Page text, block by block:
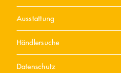
Ausstattung
Händlersuche
Datenschutz